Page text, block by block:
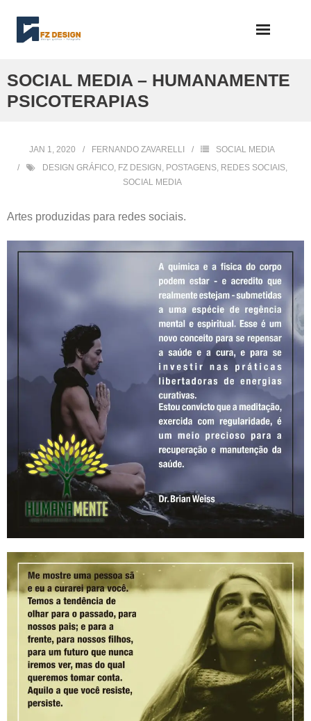
SOCIAL MEDIA – HUMANAMENTE
PSICOTERAPIAS
JAN 1, 2020 FERNANDO ZAVARELLI
SOCIAL MEDIA
DESIGN GRÁFICO, FZ DESIGN , POSTAGENS, REDES SOCIAIS,
SOCIAL MEDIA
Artes produzidas para redes sociais.